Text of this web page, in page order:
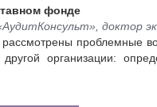
фонде
доктор
проблемные
организации: